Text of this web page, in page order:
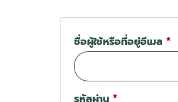
ชื่อผู้ใช้หรือที่อยู่อีเมล *
รหัสผ่าน *